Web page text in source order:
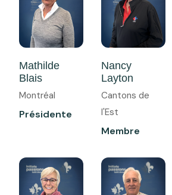
Mathilde
Blais
Montréal
Présidente
Nancy
Layton
Cantons de
l'Est
Membre